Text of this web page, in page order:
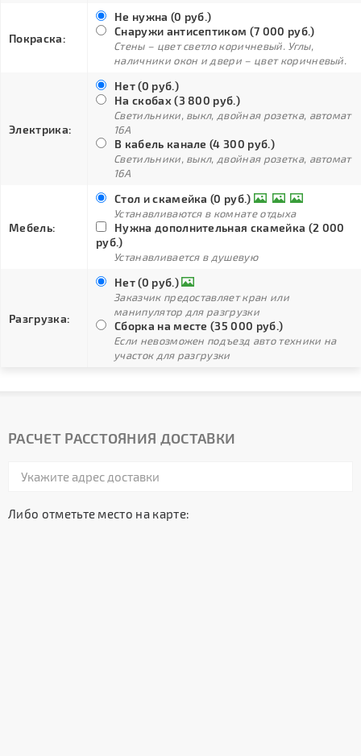
Покраска:
Не нужна (0 руб.)
Снаружи антисептиком (7 000 руб.)
Стены – цвет светло коричневый. Углы,
наличники окон и двери – цвет коричневый.
Электрика:
Нет (0 руб.)
На скобах (3 800 руб.)
Светильники, выкл, двойная розетка, автомат
16А
В кабель канале (4 300 руб.)
Светильники, выкл, двойная розетка, автомат
16А
Мебель:
Стол и скамейка (0 руб.)
Устанавливаются в комнате отдыха
Нужна дополнительная скамейка (2 000
руб.)
Устанавливается в душевую
Разгрузка:
Нет (0 руб.)
Заказчик предоставляет кран или
манипулятор для разгрузки
Сборка на месте (35 000 руб.)
Если невозможен подъезд авто техники на
участок для разгрузки
РАСЧЕТ РАССТОЯНИЯ ДОСТАВКИ
Либо отметьте место на карте: